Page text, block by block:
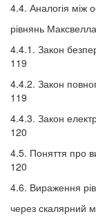
4.4. Аналогія між
рівнянь
4.4.1. Закон
119
4.4.2. Закон
119
4.4.3. Закон
120
4.5. Поняття про
120
4.6. Вираження
через скалярний